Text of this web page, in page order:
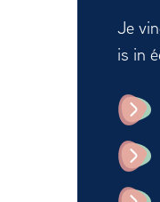
Je
is in